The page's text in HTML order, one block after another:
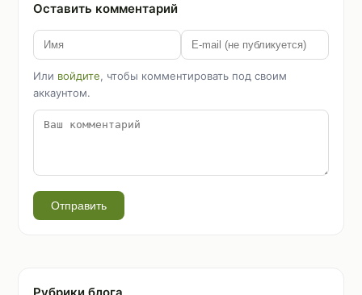
Оставить комментарий
Или войдите, чтобы комментировать под своим
аккаунтом.
Отправить